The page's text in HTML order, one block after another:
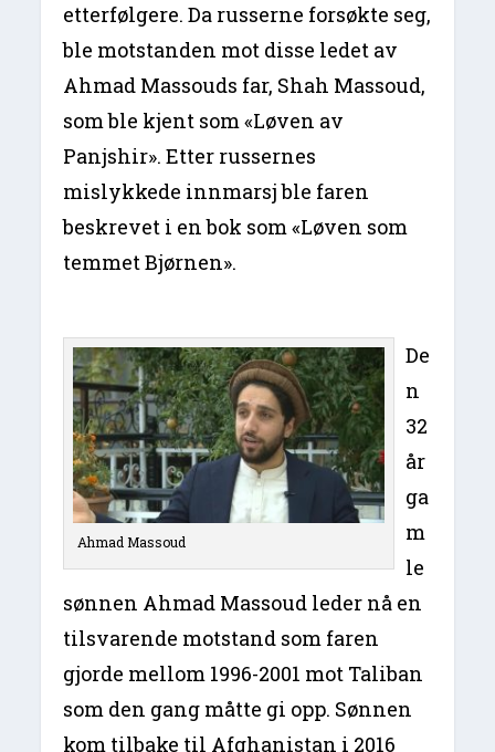
etterfølgere. Da russerne forsøkte seg,
ble motstanden mot disse ledet av
Ahmad Massouds far, Shah Massoud,
som ble kjent som «Løven av
Panjshir». Etter russernes
mislykkede innmarsj ble faren
beskrevet i en bok som «Løven som
temmet Bjørnen».
Ahmad Massoud
De
n
32
år
ga
m
le
sønnen Ahmad Massoud leder nå en
tilsvarende motstand som faren
gjorde mellom 1996-2001 mot Taliban
som den gang måtte gi opp. Sønnen
kom tilbake til Afghanistan i 2016